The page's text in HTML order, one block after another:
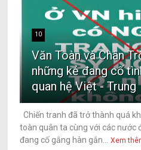
10
Văn Toàn và Chân
những kẻ đang cố
quan hệ Việt - Trung
Chiến tranh đã trở thành quá
toàn quân ta cùng với các nước
đang cố gắng hàn gắn...
Xem